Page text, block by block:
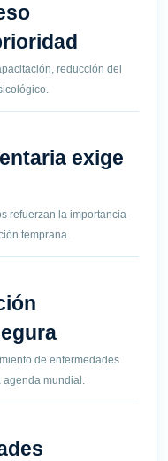
reducción del
exige
refuerzan la importancia
temprana.
de enfermedades
agenda mundial.